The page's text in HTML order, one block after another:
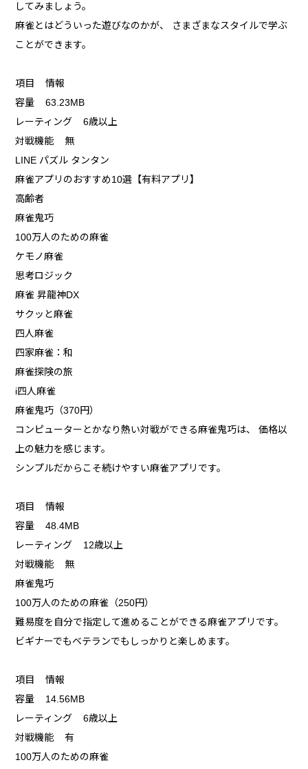
してみましょう。
麻雀とはどういった遊びなのかが、 さまざまなスタイルで学ぶ
ことができます。
項目 情報
容量 63.23MB
レーティング 6歳以上
対戦機能 無
LINE パズル タンタン
麻雀アプリのおすすめ10選【有料アプリ】
高齢者
麻雀鬼巧
100万人のための麻雀
ケモノ麻雀
思考ロジック
麻雀 昇龍神DX
サクッと麻雀
四人麻雀
四家麻雀：和
麻雀探険の旅
i四人麻雀
麻雀鬼巧（370円）
コンピューターとかなり熱い対戦ができる麻雀鬼巧は、 価格以
上の魅力を感じます。
シンプルだからこそ続けやすい麻雀アプリです。
項目 情報
容量 48.4MB
レーティング 12歳以上
対戦機能 無
麻雀鬼巧
100万人のための麻雀（250円）
難易度を自分で指定して進めることができる麻雀アプリです。
ビギナーでもベテランでもしっかりと楽しめます。
項目 情報
容量 14.56MB
レーティング 6歳以上
対戦機能 有
100万人のための麻雀